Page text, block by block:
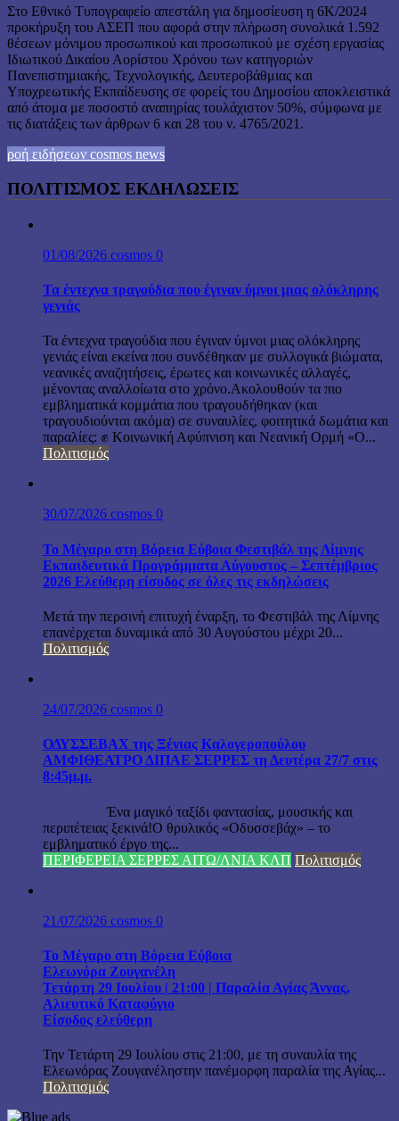
Στο Εθνικό Τυπογραφείο απεστάλη για δημοσίευση η 6Κ/2024
προκήρυξη του ΑΣΕΠ που αφορά στην πλήρωση συνολικά 1.592
θέσεων μόνιμου προσωπικού και προσωπικού με σχέση εργασίας
Ιδιωτικού Δικαίου Αορίστου Χρόνου των κατηγοριών
Πανεπιστημιακής, Τεχνολογικής, Δευτεροβάθμιας και
Υποχρεωτικής Εκπαίδευσης σε φορείς του Δημοσίου αποκλειστικά
από άτομα με ποσοστό αναπηρίας τουλάχιστον 50%, σύμφωνα με
τις διατάξεις των άρθρων 6 και 28 του ν. 4765/2021.
ροή ειδήσεων cosmos news
ΠΟΛΙΤΙΣΜΟΣ ΕΚΔΗΛΩΣΕΙΣ
01/08/2026 cosmos 0
Τα έντεχνα τραγούδια που έγιναν ύμνοι μιας ολόκληρης
γενιάς
Τα έντεχνα τραγούδια που έγιναν ύμνοι μιας ολόκληρης
γενιάς είναι εκείνα που συνδέθηκαν με συλλογικά βιώματα,
νεανικές αναζητήσεις, έρωτες και κοινωνικές αλλαγές,
μένοντας αναλλοίωτα στο χρόνο.Ακολουθούν τα πιο
εμβληματικά κομμάτια που τραγουδήθηκαν (και
τραγουδιούνται ακόμα) σε συναυλίες, φοιτητικά δωμάτια και
παραλίες: ✊ Κοινωνική Αφύπνιση και Νεανική Ορμή «Ο...
Πολιτισμός
30/07/2026 cosmos 0
Το Μέγαρο στη Βόρεια Εύβοια Φεστιβάλ της Λίμνης
Εκπαιδευτικά Προγράμματα Αύγουστος – Σεπτέμβριος
2026 Ελεύθερη είσοδος σε όλες τις εκδηλώσεις
Μετά την περσινή επιτυχή έναρξη, το Φεστιβάλ της Λίμνης
επανέρχεται δυναμικά από 30 Αυγούστου μέχρι 20...
Πολιτισμός
24/07/2026 cosmos 0
ΟΔΥΣΣΕΒΑΧ της Ξένιας Καλογεροπούλου
ΑΜΦΙΘΕΑΤΡΟ ΔΙΠΑΕ ΣΕΡΡΕΣ τη Δευτέρα 27/7 στις
8:45μ.μ.
Ένα μαγικό ταξίδι φαντασίας, μουσικής και
περιπέτειας ξεκινά!Ο θρυλικός «Οδυσσεβάχ» – το
εμβληματικό έργο της...
ΠΕΡΙΦΕΡΕΙΑ ΣΕΡΡΕΣ ΑΙΤΩ/ΛΝΙΑ ΚΛΠ Πολιτισμός
21/07/2026 cosmos 0
Το Μέγαρο στη Βόρεια Εύβοια
Ελεωνόρα Ζουγανέλη
Τετάρτη 29 Ιουλίου | 21:00 | Παραλία Αγίας Άννας,
Αλιευτικό Καταφύγιο
Είσοδος ελεύθερη
Την Τετάρτη 29 Ιουλίου στις 21:00, με τη συναυλία της
Ελεωνόρας Ζουγανέληστην πανέμορφη παραλία της Αγίας...
Πολιτισμός